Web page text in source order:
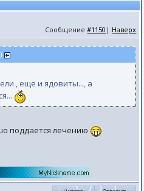
Сообщение#1150 | Наверх
, еще и ядовиты..., а
поддается лечению